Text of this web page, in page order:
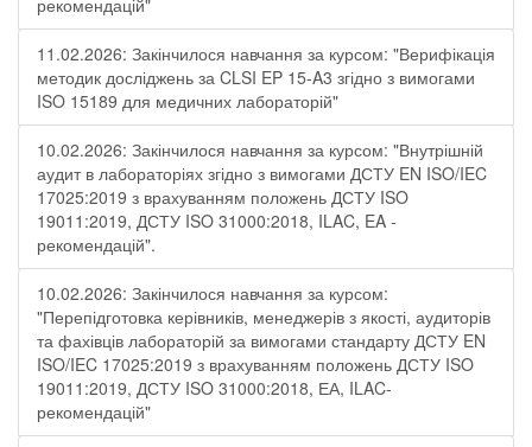
рекомендацій"
11.02.2026: Закінчилося навчання за курсом: "Верифікація
методик досліджень за CLSI EP 15-A3 згідно з вимогами
ISO 15189 для медичних лабораторій"
10.02.2026: Закінчилося навчання за курсом: "Внутрішній
аудит в лабораторіях згідно з вимогами ДСТУ EN ISO/IEC
17025:2019 з врахуванням положень ДСТУ ISO
19011:2019, ДСТУ ISO 31000:2018, ILAC, EA -
рекомендацій".
10.02.2026: Закінчилося навчання за курсом:
"Перепідготовка керівників, менеджерів з якості, аудиторів
та фахівців лабораторій за вимогами стандарту ДСТУ EN
ISO/IEC 17025:2019 з врахуванням положень ДСТУ ISO
19011:2019, ДСТУ ISO 31000:2018, ЕА, ILAC-
рекомендацій"